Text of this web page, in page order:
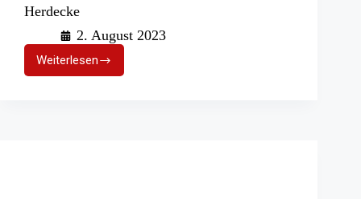
Herdecke
2. August 2023
Weiterlesen
Vollbrand
eines